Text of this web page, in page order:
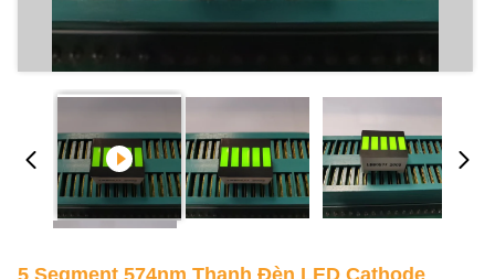
5 Segment 574nm Thanh Đèn LED Cathode